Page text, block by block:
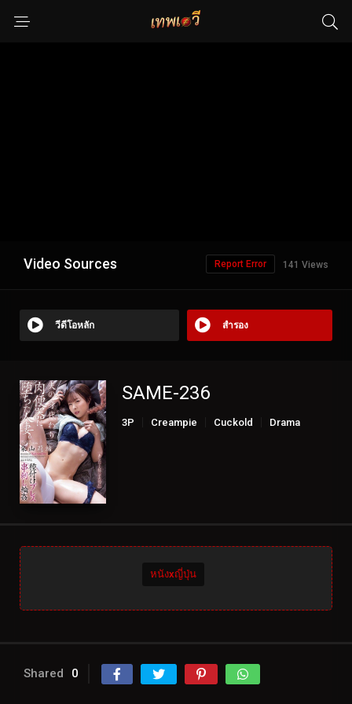
Video Sources 141 Views
Report Error
วีดีโอหลัก สำรอง
SAME-236
3P Creampie Cuckold
Drama
หนังxญี่ปุ่น
Shared 0